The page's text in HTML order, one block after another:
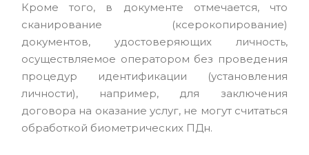
Кроме того, в документе отмечается, что
сканирование (ксерокопирование)
документов, удостоверяющих личность,
осуществляемое оператором без проведения
процедур идентификации (установления
личности), например, для заключения
договора на оказание услуг, не могут считаться
обработкой биометрических ПДн.